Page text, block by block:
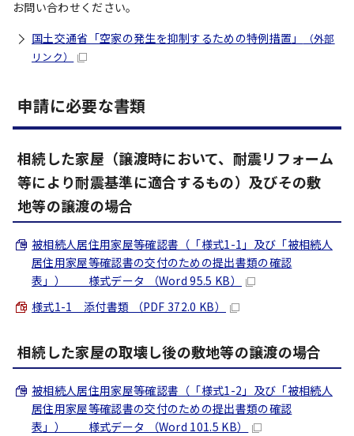
お問い合わせください。
国土交通省「空家の発生を抑制するための特例措置」
（外部
リンク）
申請に必要な書類
相続した家屋（譲渡時において、耐震リフォーム
等により耐震基準に適合するもの）及びその敷
地等の譲渡の場合
被相続人居住用家屋等確認書（「様式1-1」及び「被相続人
居住用家屋等確認書の交付のための提出書類の確認
表」） 様式データ （Word 95.5 KB）
様式1-1 添付書類 （PDF 372.0 KB）
相続した家屋の取壊し後の敷地等の譲渡の場合
被相続人居住用家屋等確認書（「様式1-2」及び「被相続人
居住用家屋等確認書の交付のための提出書類の確認
表」） 様式データ （Word 101.5 KB）